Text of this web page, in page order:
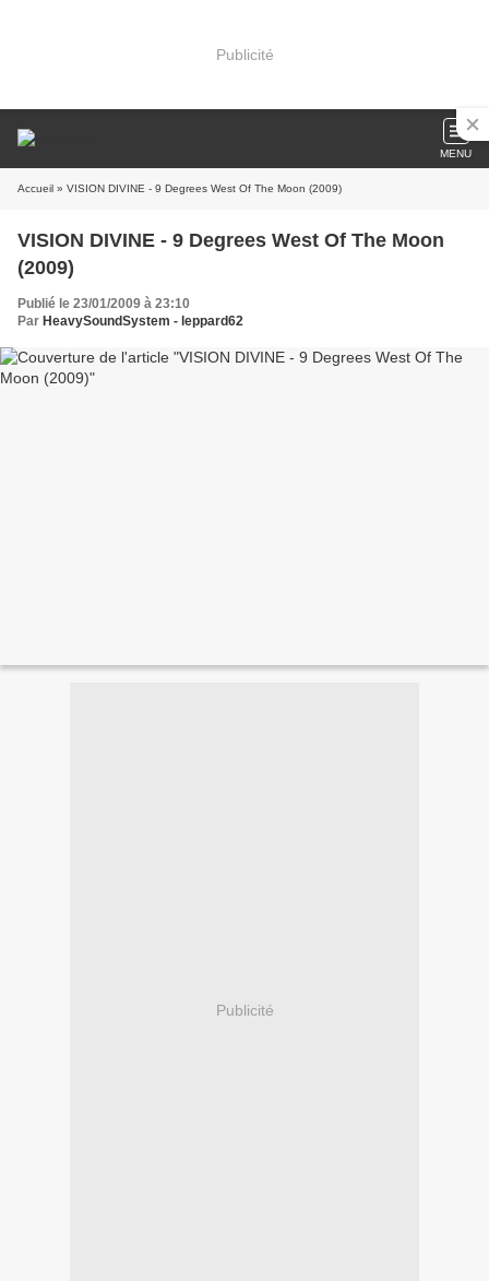
Publicité
MENU
Accueil » VISION DIVINE - 9 Degrees West Of The Moon (2009)
VISION DIVINE - 9 Degrees West Of The Moon
(2009)
Publié le 23/01/2009 à 23:10
Par HeavySoundSystem - leppard62
Publicité